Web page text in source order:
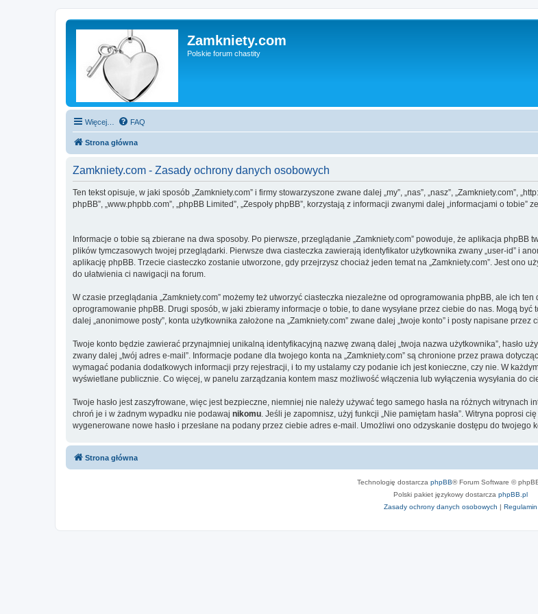
Zamkniety.com
Polskie forum chastity
Więcej… FAQ
Strona główna
Zamkniety.com - Zasady ochrony danych osobowych
Ten tekst opisuje, w jaki sposób „Zamkniety.com” i firmy stowarzyszone zwane dalej „my”, „nas”, „nasz”, „Zamkniety.com”,
phpBB”, „www.phpbb.com”, „phpBB Limited”, „Zespoły phpBB”, korzystają z informacji zwanymi dalej „informacjami o
Informacje o tobie są zbierane na dwa sposoby. Po pierwsze, przeglądanie „Zamkniety.com” powoduje, że aplikacja phpBB
plików tymczasowych twojej przeglądarki. Pierwsze dwa ciasteczka zawierają identyfikator użytkownika zwany „user-id” i
aplikację phpBB. Trzecie ciasteczko zostanie utworzone, gdy przejrzysz chociaż jeden temat na „Zamkniety.com”. Jest ono
do ułatwienia ci nawigacji na forum.
W czasie przeglądania „Zamkniety.com” możemy też utworzyć ciasteczka niezależne od oprogramowania phpBB, ale ich
oprogramowanie phpBB. Drugi sposób, w jaki zbieramy informacje o tobie, to dane wysyłane przez ciebie do nas. Mogą
dalej „anonimowe posty”, konta użytkownika założone na „Zamkniety.com” zwane dalej „twoje konto” i posty napisane
Twoje konto będzie zawierać przynajmniej unikalną identyfikacyjną nazwę zwaną dalej „twoja nazwa użytkownika”, hasło
zwany dalej „twój adres e-mail”. Informacje podane dla twojego konta na „Zamkniety.com” są chronione przez prawa
wymagać podania dodatkowych informacji przy rejestracji, i to my ustalamy czy podanie ich jest konieczne, czy nie. W
wyświetlane publicznie. Co więcej, w panelu zarządzania kontem masz możliwość włączenia lub wyłączenia wysyłania
Twoje hasło jest zaszyfrowane, więc jest bezpieczne, niemniej nie należy używać tego samego hasła na różnych witrynach
chroń je i w żadnym wypadku nie podawaj nikomu. Jeśli je zapomnisz, użyj funkcji „Nie pamiętam hasła”. Witryna poprosi
wygenerowane nowe hasło i przesłane na podany przez ciebie adres e-mail. Umożliwi ono odzyskanie dostępu do twojego
Strona główna
Technologię dostarcza phpBB® Forum Software ©
Polski pakiet językowy dostarcza phpBB.pl
Zasady ochrony danych osobowych | Regulamin